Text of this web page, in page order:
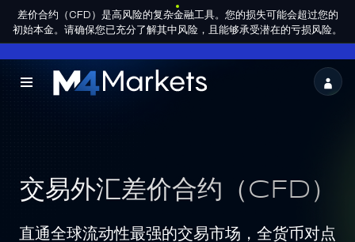
集团许可
ZH-
HANS
成为合作
伙伴
差价合约（CFD）是高风险的复杂金融工具。您的损失可能会超过您的
初始本金。请确保您已充分了解其中风险，且能够承受潜在的亏损风险。
M4Markets
Trading
Regulated
Broker
交易外汇差价合约（CFD）
直通全球流动性最强的交易市场，全货币对点